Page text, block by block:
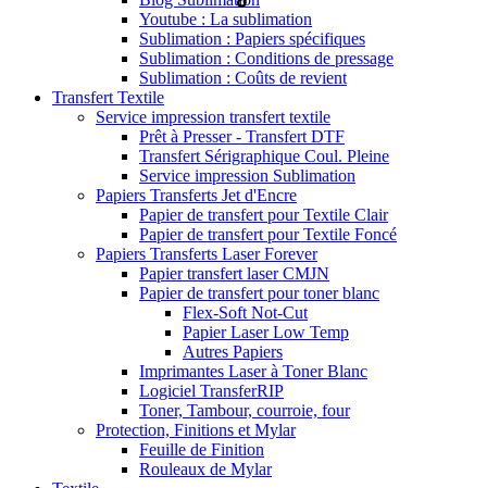
Youtube : La sublimation
Sublimation : Papiers spécifiques
Sublimation : Conditions de pressage
Sublimation : Coûts de revient
Transfert Textile
Service impression transfert textile
Prêt à Presser - Transfert DTF
Transfert Sérigraphique Coul. Pleine
Service impression Sublimation
Papiers Transferts Jet d'Encre
Papier de transfert pour Textile Clair
Papier de transfert pour Textile Foncé
Papiers Transferts Laser Forever
Papier transfert laser CMJN
Papier de transfert pour toner blanc
Flex-Soft Not-Cut
Papier Laser Low Temp
Autres Papiers
Imprimantes Laser à Toner Blanc
Logiciel TransferRIP
Toner, Tambour, courroie, four
Protection, Finitions et Mylar
Feuille de Finition
Rouleaux de Mylar